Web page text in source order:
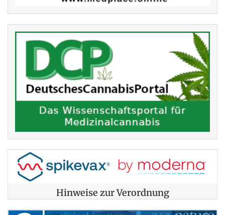
Hinweise zur Verordnung